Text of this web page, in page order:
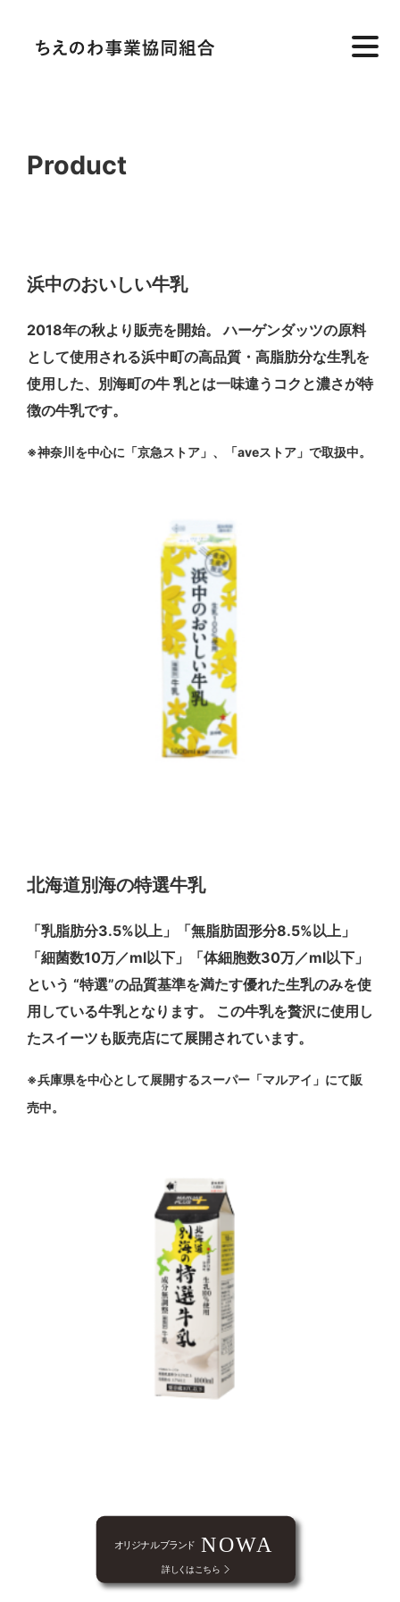
Product
浜中のおいしい牛乳
2018年の秋より販売を開始。 ハーゲンダッツの原料
として使用される浜中町の高品質・高脂肪分な生乳を
使用した、別海町の牛 乳とは一味違うコクと濃さが特
徴の牛乳です。
※神奈川を中心に「京急ストア」、「aveストア」で取扱中。
北海道別海の特選牛乳
「乳脂肪分3.5%以上」「無脂肪固形分8.5%以上」
「細菌数10万／ml以下」「体細胞数30万／ml以下」
という “特選”の品質基準を満たす優れた生乳のみを使
用している牛乳となります。
この牛乳を贅沢に使用し
たスイーツも販売店にて展開されています。
※兵庫県を中心として展開するスーパー「マルアイ」にて販
売中。